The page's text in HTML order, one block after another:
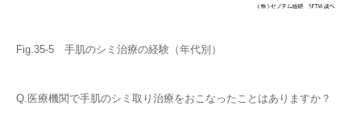
Fig.35-5 手肌のシミ治療の経験（年代別）
Q.医療機関で手肌のシミ取り治療をおこなったことはありますか？